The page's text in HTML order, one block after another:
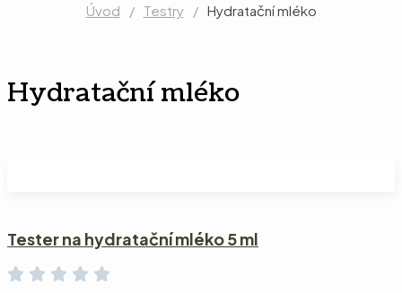
Úvod / Testry / Hydratační mléko
Hydratační mléko
Tester na hydratační mléko 5 ml